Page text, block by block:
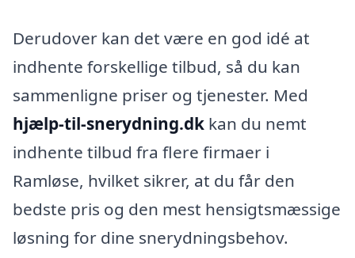
Derudover kan det være en god idé at
indhente forskellige tilbud, så du kan
sammenligne priser og tjenester. Med
hjælp-til-snerydning.dk kan du nemt
indhente tilbud fra flere firmaer i
Ramløse, hvilket sikrer, at du får den
bedste pris og den mest hensigtsmæssige
løsning for dine snerydningsbehov.